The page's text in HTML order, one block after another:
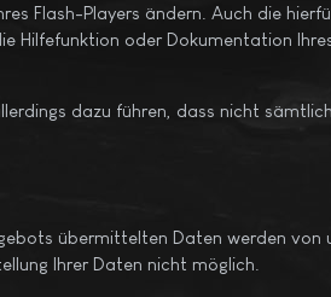
Flash-Players ändern. Auch die
Hilfefunktion oder Dokumentation
dazu führen, dass nicht
übermittelten Daten werden
Ihrer Daten nicht möglich.